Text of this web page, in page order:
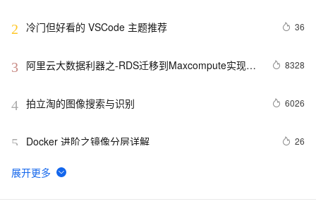
2 冷门但好看的 VSCode 主题推荐 36
3
阿里云大数据利器之-RDS迁移到Maxcompute实现动
8328
4 拍立淘的图像搜索与识别 6026
5 Docker 进阶之镜像分层详解 26
6 GET 请求和 POST 请求的安全性有何区别？